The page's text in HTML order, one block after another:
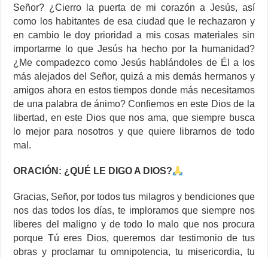
Señor? ¿Cierro la puerta de mi corazón a Jesús, así
como los habitantes de esa ciudad que le rechazaron y
en cambio le doy prioridad a mis cosas materiales sin
importarme lo que Jesús ha hecho por la humanidad?
¿Me compadezco como Jesús hablándoles de Él a los
más alejados del Señor, quizá a mis demás hermanos y
amigos ahora en estos tiempos donde más necesitamos
de una palabra de ánimo? Confiemos en este Dios de la
libertad, en este Dios que nos ama, que siempre busca
lo mejor para nosotros y que quiere librarnos de todo
mal.
ORACIÓN: ¿QUÉ LE DIGO A DIOS?
Gracias, Señor, por todos tus milagros y bendiciones que
nos das todos los días, te imploramos que siempre nos
liberes del maligno y de todo lo malo que nos procura
porque Tú eres Dios, queremos dar testimonio de tus
obras y proclamar tu omnipotencia, tu misericordia, tu